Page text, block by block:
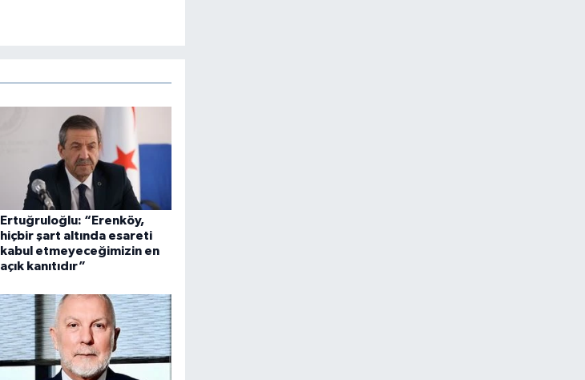
Ertuğruloğlu: “Erenköy,
hiçbir şart altında esareti
kabul etmeyeceğimizin en
açık kanıtıdır”